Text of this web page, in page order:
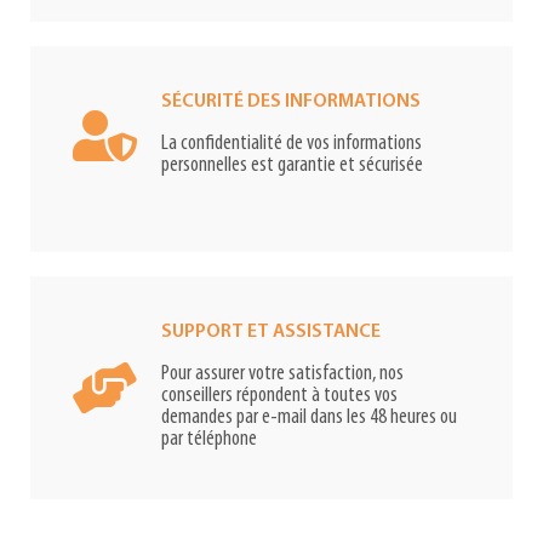
SÉCURITÉ DES INFORMATIONS
La confidentialité de vos informations
personnelles est garantie et sécurisée
SUPPORT ET ASSISTANCE
Pour assurer votre satisfaction, nos
conseillers répondent à toutes vos
demandes par e-mail dans les 48 heures ou
par téléphone